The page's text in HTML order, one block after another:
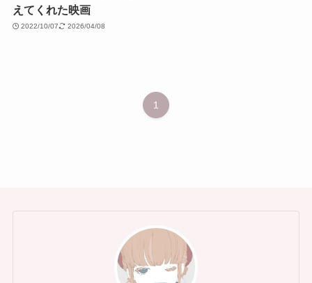
えてくれた映画
2022/10/07 2026/04/08
1